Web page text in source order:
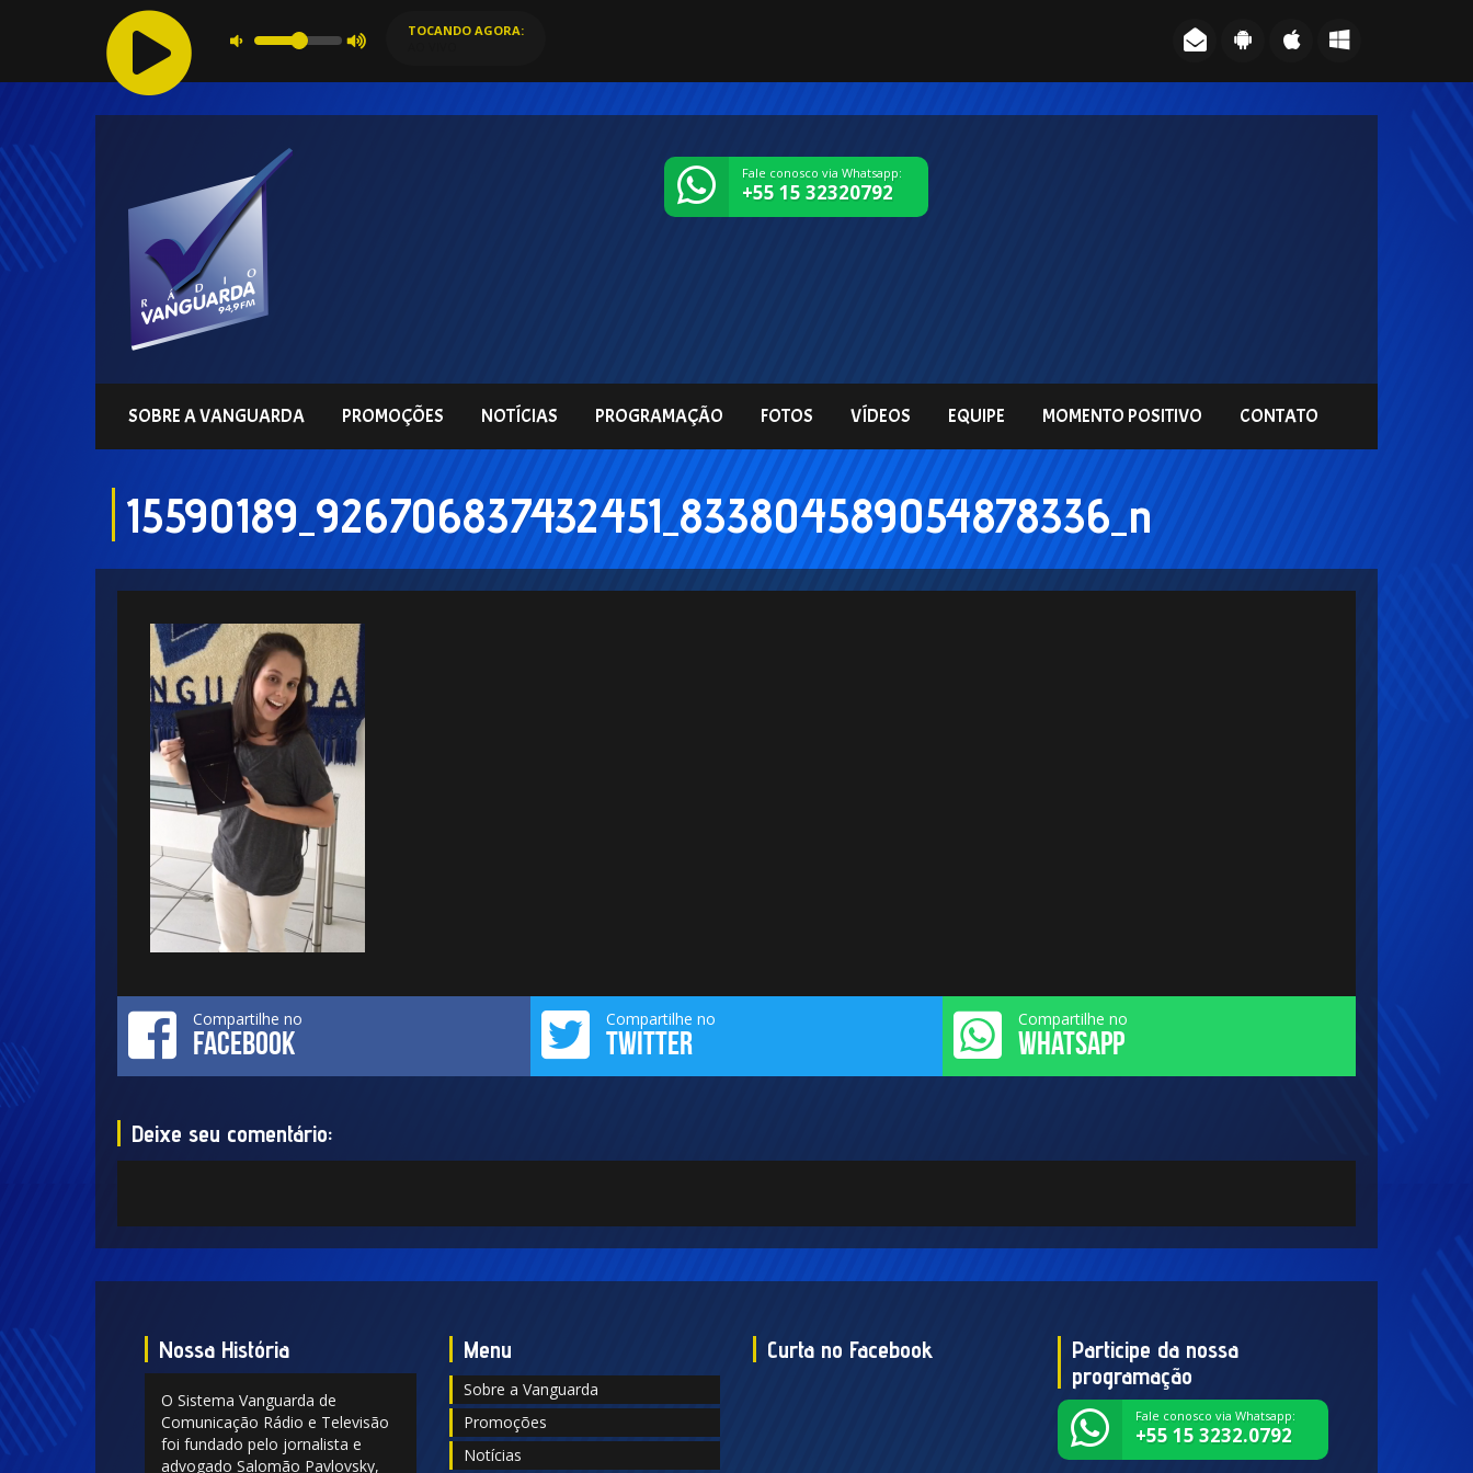
TOCANDO AGORA:
Fale conosco via Whatsapp:
+55 15 32320792
SOBRE A VANGUARDA PROMOÇÕES NOTÍCIAS PROGRAMAÇÃO FOTOS VÍDEOS EQUIPE MOMENTO POSITIVO CONTATO
15590189_926706837432451_833804589054878336_n
Compartilhe no
FACEBOOK
Compartilhe no
TWITTER
Compartilhe no
WHATSAPP
Deixe seu comentário:
Nossa História
O Sistema Vanguarda de
Comunicação Rádio e Televisão
foi fundado pelo jornalista e
advogado Salomão Pavlovsky,
Menu
Sobre a Vanguarda
Promoções
Notícias
Curta no Facebook
Participe da nossa
programação
Fale conosco via Whatsapp:
+55 15 3232.0792